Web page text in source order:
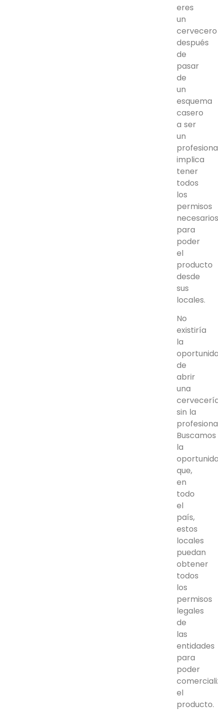
eres
un
cervecero
después
de
pasar
de
un
esquema
casero
a ser
un
implica
tener
todos
los
permisos
para
poder
el
producto
desde
sus
locales.
No
existiría
la
de
abrir
una
sin la
Buscamos
la
que,
en
todo
el
país,
estos
locales
puedan
obtener
todos
los
permisos
legales
de
las
entidades
para
poder
el
producto.